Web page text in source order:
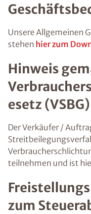
Unsere Allgemeinen
stehen hier zum
Hinweis
esetz (VSBG)
Der Verkäufer /
teilnehmen und ist
zum